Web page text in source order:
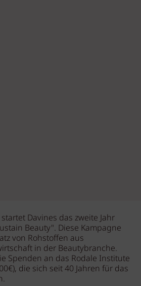
Davines das zweite Jahr
Beauty". Diese Kampagne
von Rohstoffen aus
in der Beautybranche.
Spenden an das Rodale Institute
die sich seit 40 Jahren für das